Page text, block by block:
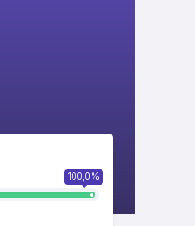
100,0%